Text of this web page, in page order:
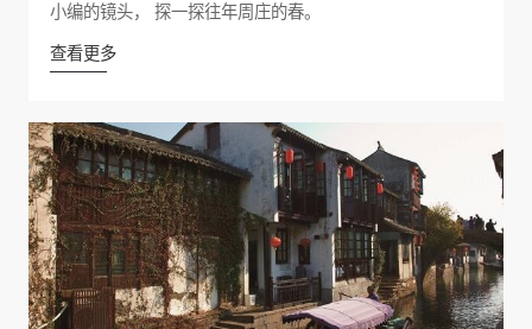
小编的镜头， 探一探往年周庄的春。
查看更多